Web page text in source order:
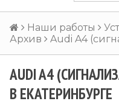
Наши работы
Архив
Audi A4
AUDI A4
В ЕКАТЕРИНБУРГЕ